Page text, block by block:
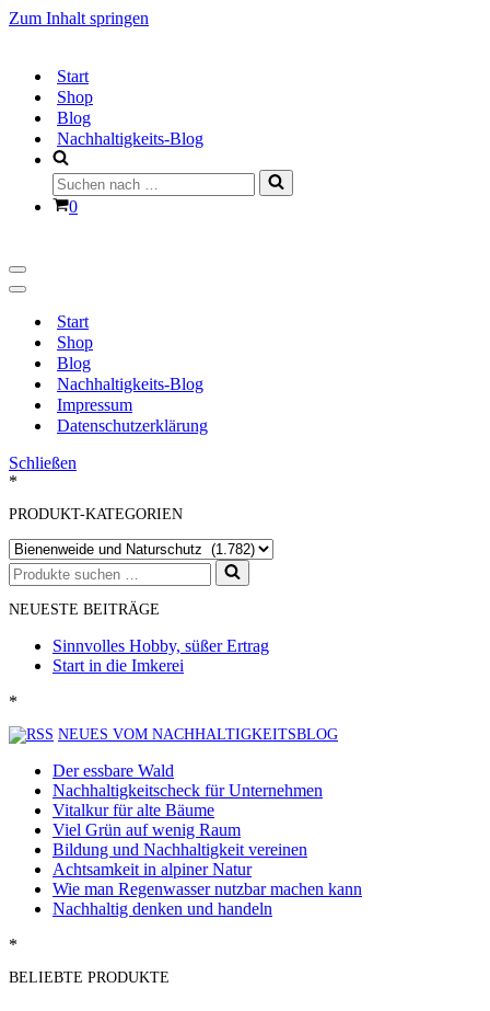
Zum Inhalt springen
Start
Shop
Blog
Nachhaltigkeits-Blog
Suchen
nach …
Warenkorb
0
Navigationsmenü
Navigationsmenü
Start
Shop
Blog
Nachhaltigkeits-Blog
Impressum
Datenschutzerklärung
Schließen
*
PRODUKT-KATEGORIEN
Suchen
nach …
NEUESTE BEITRÄGE
Sinnvolles Hobby, süßer Ertrag
Start in die Imkerei
*
NEUES VOM NACHHALTIGKEITSBLOG
Der essbare Wald
Nachhaltigkeitscheck für Unternehmen
Vitalkur für alte Bäume
Viel Grün auf wenig Raum
Bildung und Nachhaltigkeit vereinen
Achtsamkeit in alpiner Natur
Wie man Regenwasser nutzbar machen kann
Nachhaltig denken und handeln
*
BELIEBTE PRODUKTE